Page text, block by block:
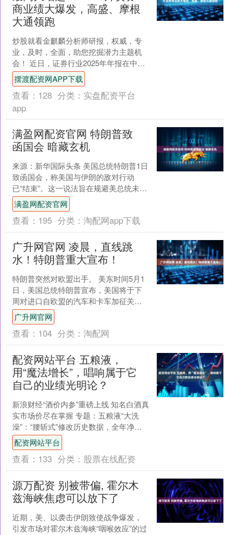
商业绩大爆发，高盛、摩根
大通领跑
炒股就看金麒麟分析师研报，权威，专
业，及时，全面，助您挖掘潜力主题机
会！ 近日，证券行业2025年年报在中国
证券业协会网站披露完毕，外资券商
2025年的业绩悉数....
摆渡配资网APP下载
查看： 128 分类： 实盘配资平台
app
满盈网配资官网 特朗普致
函国会 暗藏玄机
来源：新华国际头条 美国总统特朗普1日
致函国会，称美国与伊朗的敌对行动
已“结束”。这一说法旨在规避美总统未经
国会授权动用部队的“60天期限”，且特朗
普同时表示，....
满盈网配资官网
查看： 195 分类： 淘配网app下载
广升网官网 凌晨，直线跳
水！特朗普重大宣布！
特朗普突然对欧盟出手。 美东时间5月1
日，美国总统特朗普宣布，美国将于下
周对进口自欧盟的汽车和卡车加征关
税，税率提高至25%。受此影响，欧洲汽
车巨头股价直线跳水....
广升网官网
查看： 104 分类： 淘配网
配资网站平台 五粮液，
用“魔法增长”，唱响属于它
自己的业绩光明论？
新浪财经“酒价内参”重磅上线 知名白酒真
实市场价尽在掌握 专题：五粮液“大洗
澡”：“腰斩式”修改历史数据，全年净利
暴跌72% 来源：基本面力场 这个假期，
五粮液....
配资网站平台
查看： 133 分类： 股票在线配资
源万配资 别被带偏, 霍尔木
兹海峡焦虑可以放下了
近期，美、以袭击伊朗致使战争爆发，
引发市场对霍尔木兹海峡“咽喉效应”的过